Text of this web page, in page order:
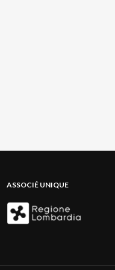
ASSOCIÉ UNIQUE